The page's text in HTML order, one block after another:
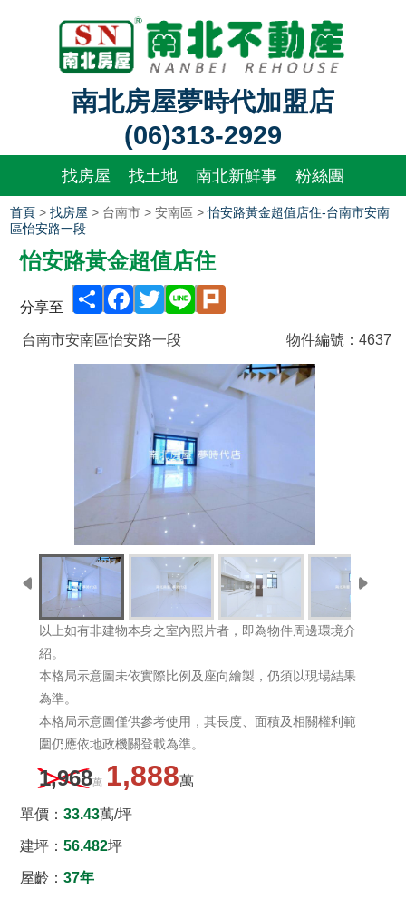
南北房屋夢時代加盟店
(06)313-2929
找房屋 找土地 南北新鮮事 粉絲團
首頁 >找房屋 > 台南市 > 安南區 >怡安路黃金超值店住-台南市安南
區怡安路一段
怡安路黃金超值店住
分享至
ShareFacebook
TwitterLine Plurk
台南市安南區怡安路一段 物件編號：4637
以上如有非建物本身之室內照片者，即為物件周邊環境介
紹。
本格局示意圖未依實際比例及座向繪製，仍須以現場結果
為準。
本格局示意圖僅供參考使用，其長度、面積及相關權利範
圍仍應依地政機關登載為準。
1,968萬 1,888萬
單價： 33.43萬/坪
建坪： 56.482坪
屋齡： 37年